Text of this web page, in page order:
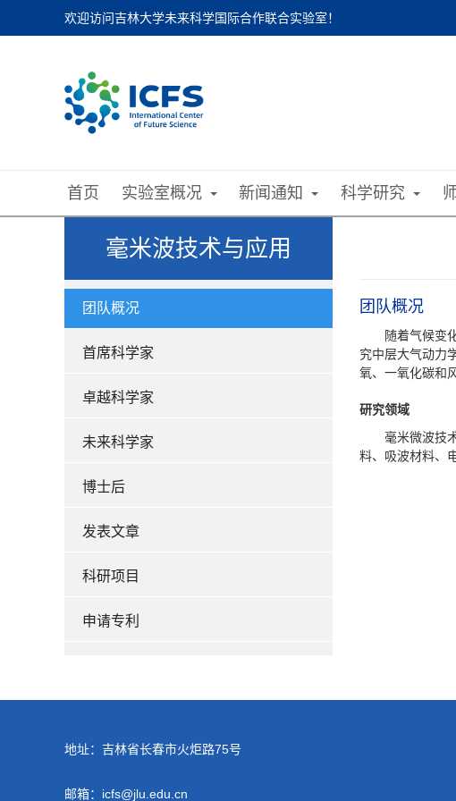
欢迎访问吉林大学未来科学国际合作联合实验室！
首页 实验室概况 新闻通知 科学研究
毫米波技术与应用
团队概况
首席科学家
卓越科学家
未来科学家
博士后
发表文章
科研项目
申请专利
团队概况
随着气候变
究中层大气动力
氧、一氧化碳和
研究领域
毫米微波技
料、吸波材料、
地址：吉林省长春市火炬路75号
邮箱：icfs@jlu.edu.cn